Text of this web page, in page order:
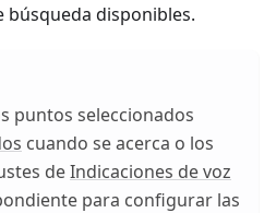
búsqueda disponibles.
puntos seleccionados
cuando se acerca o los
deIndicaciones de voz
para configurar las